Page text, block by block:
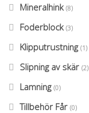
Mineralhink (8)
Foderblock (3)
Klipputrustning (1)
Slipning av skär (2)
Lamning (0)
Tillbehör Får (0)